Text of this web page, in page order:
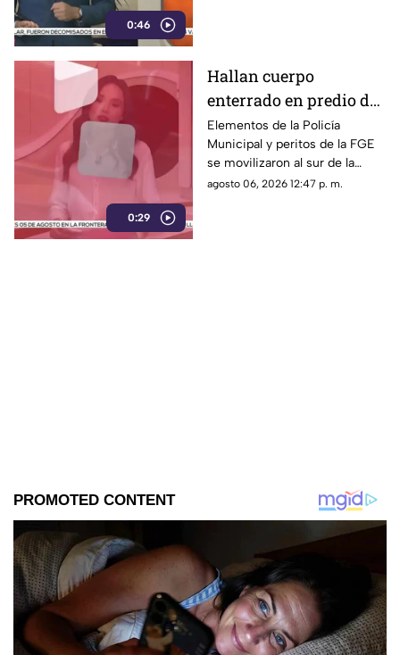
0:46
0:29
Hallan cuerpo
enterrado en predio de
la colonia División del
Norte en Chihuahua
Elementos de la Policía
Municipal y peritos de la FGE
se movilizaron al sur de la
capital tras el descubrimiento
agosto 06, 2026 12:47 p. m.